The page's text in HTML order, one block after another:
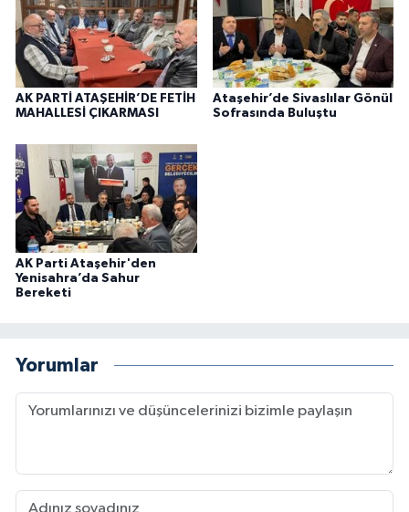
AK PARTİ ATAŞEHİR’DE FETİH
MAHALLESİ ÇIKARMASI
Ataşehir’de Sivaslılar Gönül
Sofrasında Buluştu
AK Parti Ataşehir'den
Yenisahra’da Sahur
Bereketi
Yorumlar